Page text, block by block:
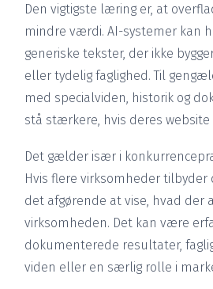
Den vigtigste læring er, at
mindre værdi. AI-systemer kan
generiske tekster, der ikke
eller tydelig faglighed. Til
med specialviden, historik og
stå stærkere, hvis deres
Det gælder især i
Hvis flere virksomheder
det afgørende at vise, hvad der
virksomheden. Det kan være
dokumenterede resultater,
viden eller en særlig rolle i